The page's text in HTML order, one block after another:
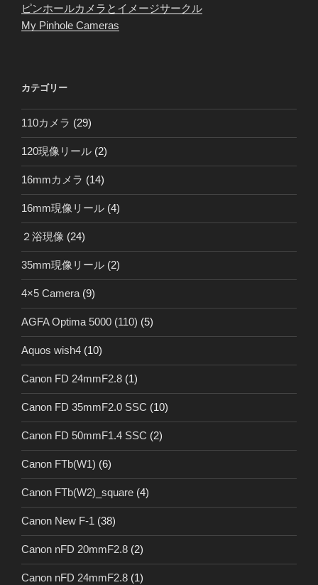
ピンホールカメラとイメージサークル
My Pinhole Cameras
カテゴリー
110カメラ (29)
120現像リール (2)
16mmカメラ (14)
16mm現像リール (4)
２浴現像 (24)
35mm現像リール (2)
4×5 Camera (9)
AGFA Optima 5000 (110) (5)
Aquos wish4 (10)
Canon FD 24mmF2.8 (1)
Canon FD 35mmF2.0 SSC (10)
Canon FD 50mmF1.4 SSC (2)
Canon FTb(W1) (6)
Canon FTb(W2)_square (4)
Canon New F-1 (38)
Canon nFD 20mmF2.8 (2)
Canon nFD 24mmF2.8 (1)